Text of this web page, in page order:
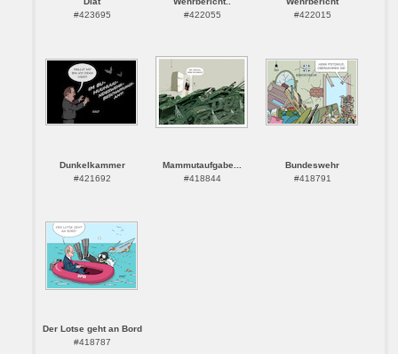
#423695
#422055
#422015
Dunkelkammer
#421692
Mammutaufgabe...
#418844
Bundeswehr
#418791
Der Lotse geht an Bord
#418787